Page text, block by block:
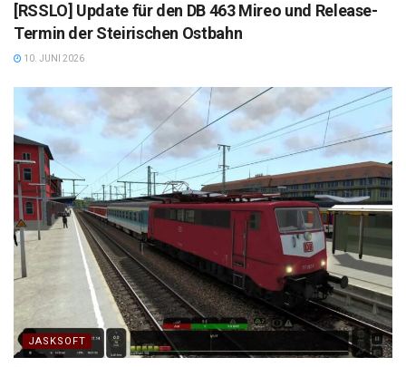
[RSSLO] Update für den DB 463 Mireo und Release-
Termin der Steirischen Ostbahn
10. JUNI 2026
JASKSOFT